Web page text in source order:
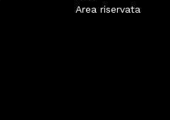
Area riservata